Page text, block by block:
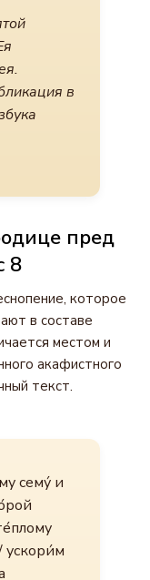
в
пред
8
которое
в составе
местом и
акафистного
текст.
сему́ и
ускори́м